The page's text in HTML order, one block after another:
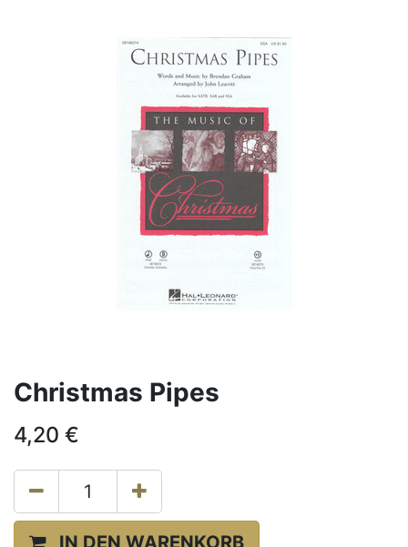
Christmas Pipes
4,20 €
IN DEN WARENKORB